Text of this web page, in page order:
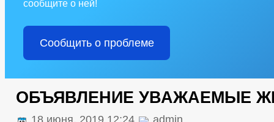
сообщите о ней!
Сообщить о проблеме
ОБЪЯВЛЕНИЕ УВАЖАЕМЫЕ
18 июня, 2019 12:24 admin